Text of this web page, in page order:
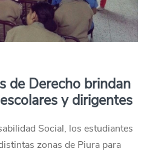
de Derecho brindan
y dirigentes
Social, los estudiantes
zonas de Piura para